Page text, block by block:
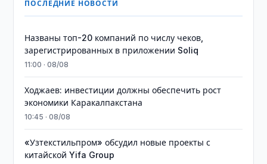
ПОСЛЕДНИЕ НОВОСТИ
Названы топ-20 компаний по числу чеков,
зарегистрированных в приложении Soliq
11:00 · 08/08
Ходжаев: инвестиции должны обеспечить рост
экономики Каракалпакстана
10:45 · 08/08
«Узтекстильпром» обсудил новые проекты с
китайской Yifa Group